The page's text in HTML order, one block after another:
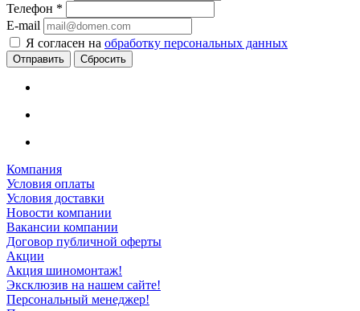
Телефон *
E-mail
Я согласен на обработку персональных данных
Сбросить
Компания
Условия оплаты
Условия доставки
Новости компании
Вакансии компании
Договор публичной оферты
Акции
Акция шиномонтаж!
Эксклюзив на нашем сайте!
Персональный менеджер!